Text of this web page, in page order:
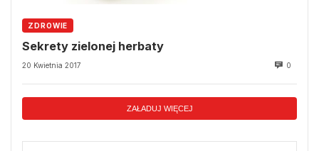
ZDROWIE
Sekrety zielonej herbaty
20 Kwietnia 2017 0
ZAŁADUJ WIĘCEJ